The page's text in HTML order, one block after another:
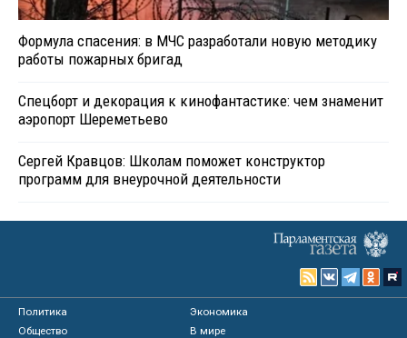
Формула спасения: в МЧС разработали новую методику
работы пожарных бригад
Спецборт и декорация к кинофантастике: чем знаменит
аэропорт Шереметьево
Сергей Кравцов: Школам поможет конструктор
программ для внеурочной деятельности
Политика
Экономика
Общество
В мире